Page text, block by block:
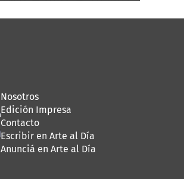
Nosotros
Edición Impresa
Contacto
Escribir en Arte al Día
Anunciá en Arte al Día